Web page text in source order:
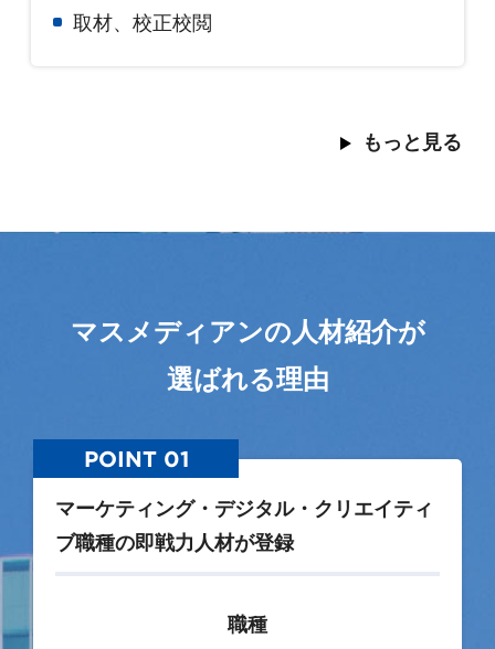
取材、校正校閲
もっと見る
マスメディアンの人材紹介が
選ばれる理由
POINT 01
マーケティング・デジタル・クリエイティ
ブ職種の即戦力人材が登録
職種